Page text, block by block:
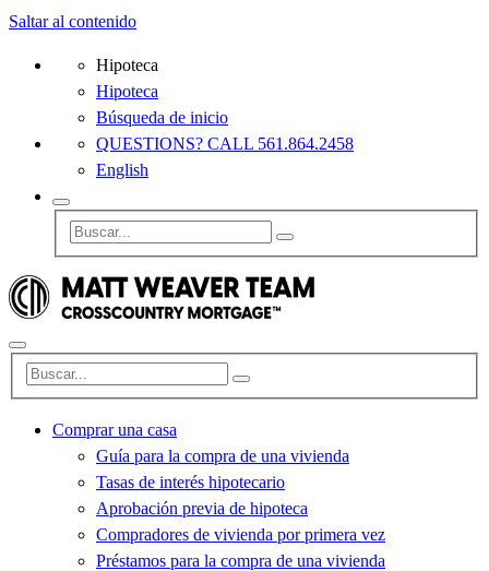
Saltar al contenido
Hipoteca
Hipoteca
Búsqueda de inicio
QUESTIONS? CALL 561.864.2458
English
Comprar una casa
Guía para la compra de una vivienda
Tasas de interés hipotecario
Aprobación previa de hipoteca
Compradores de vivienda por primera vez
Préstamos para la compra de una vivienda